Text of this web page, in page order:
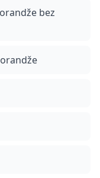
bez